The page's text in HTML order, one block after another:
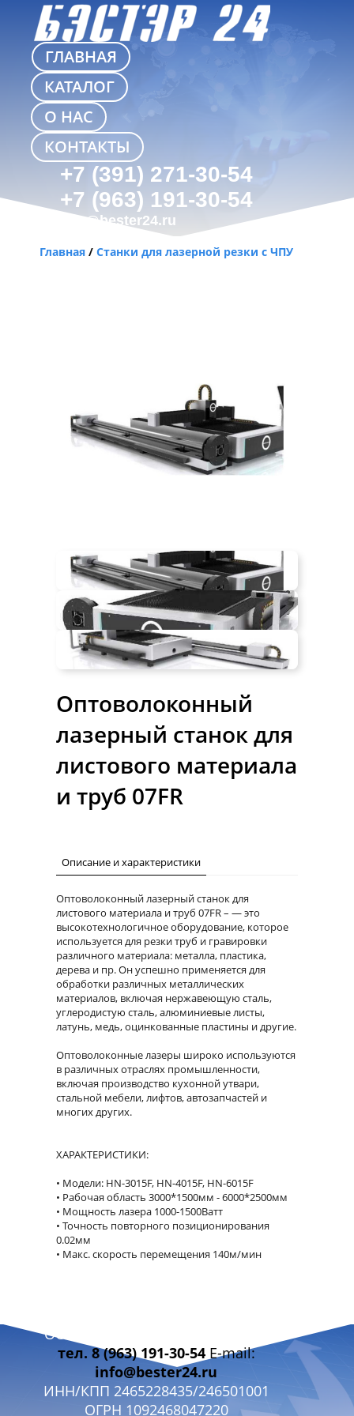
ГЛАВНАЯ
КАТАЛОГ
О НАС
КОНТАКТЫ
+7 (391) 271-30-54
+7 (963) 191-30-54
info@bester24.ru
Главная /Станки для лазерной резки с ЧПУ
Оптоволоконный
лазерный станок для
листового материала
и труб 07FR
Описание и характеристики
Оптоволоконный лазерный станок для
листового материала и труб 07FR – — это
высокотехнологичное оборудование, которое
используется для резки труб и гравировки
различного материала: металла, пластика,
дерева и пр. Он успешно применяется для
обработки различных металлических
материалов, включая нержавеющую сталь,
углеродистую сталь, алюминиевые листы,
латунь, медь, оцинкованные пластины и другие.
Оптоволоконные лазеры широко используются
в различных отраслях промышленности,
включая производство кухонной утвари,
стальной мебели, лифтов, автозапчастей и
многих других.
ХАРАКТЕРИСТИКИ:
Модели: HN-3015F, HN-4015F, HN-6015F
Рабочая область 3000*1500мм - 6000*2500мм
Мощность лазера 1000-1500Ватт
Точность повторного позиционирования
0.02мм
Макс. скорость перемещения 140м/мин
Помимо возможности обработки листового
металла, данный станок применяться для резки
различных типов труб: круглых, овальных,
прямоугольных, расширяющихся и других.
2. Точность
ООО «БЭСТЭР 24» г. Красноярск
тел. 8 (963) 191-30-54E-mail:
info@bester24.ru
ИНН/КПП 2465228435/246501001
ОГРН 1092468047220